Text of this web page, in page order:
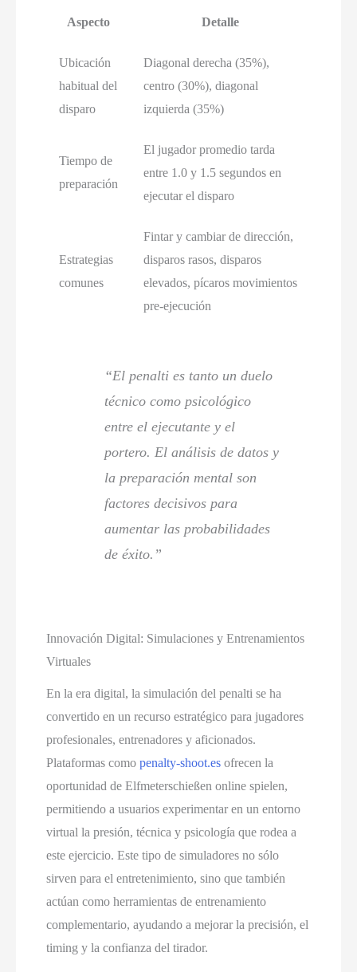
Aspecto Detalle
Ubicación
habitual del
disparo
Diagonal derecha (35%),
centro (30%), diagonal
izquierda (35%)
Tiempo de
preparación
El jugador promedio tarda
entre 1.0 y 1.5 segundos en
ejecutar el disparo
Estrategias
comunes
Fintar y cambiar de dirección,
disparos rasos, disparos
elevados, pícaros movimientos
pre-ejecución
“El penalti es tanto un duelo
técnico como psicológico
entre el ejecutante y el
portero. El análisis de datos y
la preparación mental son
factores decisivos para
aumentar las probabilidades
de éxito.”
Innovación Digital: Simulaciones y Entrenamientos
Virtuales
En la era digital, la simulación del penalti se ha
convertido en un recurso estratégico para jugadores
profesionales, entrenadores y aficionados.
Plataformas comopenalty-shoot.es ofrecen la
oportunidad de Elfmeterschießen online spielen,
permitiendo a usuarios experimentar en un entorno
virtual la presión, técnica y psicología que rodea a
este ejercicio. Este tipo de simuladores no sólo
sirven para el entretenimiento, sino que también
actúan como herramientas de entrenamiento
complementario, ayudando a mejorar la precisión, el
timing y la confianza del tirador.